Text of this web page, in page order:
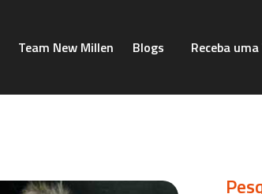
Team New Millen Blogs Receba